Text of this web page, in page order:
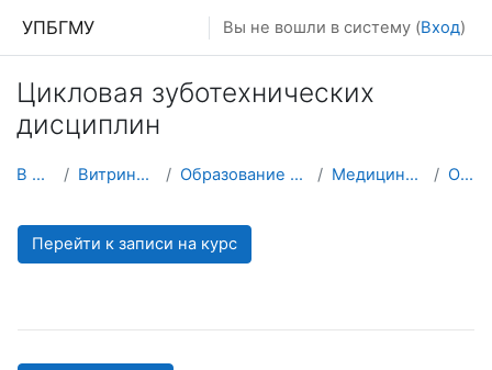
УПБГМУ Вы не вошли в систему (Вход)
Цикловая зуботехнических
дисциплин
В начало Витрина курсов 3KL Образование 2025-2026 уч.год Медицинский колледж О курсе
Перейти к записи на курс